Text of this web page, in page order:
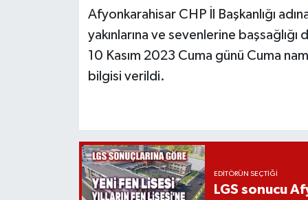
Afyonkarahisar CHP İl Başkanlığı
yakınlarına ve sevenlerine
10 Kasım 2023 Cuma günü Cuma
bilgisi verildi.
EDITÖRÜN SEÇTIĞI
LGS sonucu